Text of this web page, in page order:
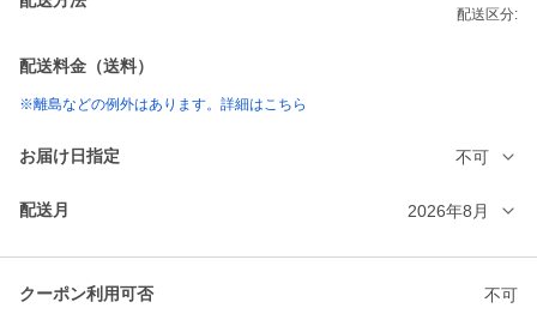
配送区分:
配送料金（送料）
※離島などの例外はあります。詳細はこちら
お届け日指定 不可
配送月 2026年8月
クーポン利用可否 不可